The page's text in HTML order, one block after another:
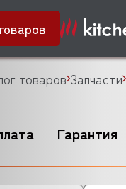
товаров Запчасти
Гарантия